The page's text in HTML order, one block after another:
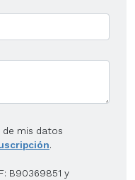
mis datos
.
B90369851 y